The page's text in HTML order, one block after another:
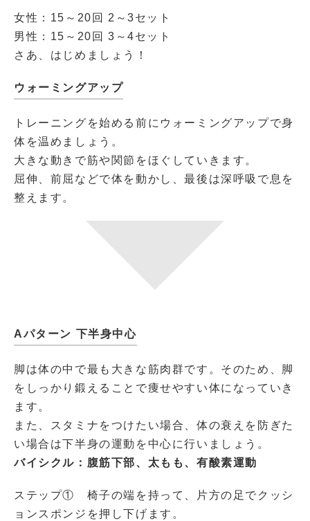
女性：15～20回 2～3セット
男性：15～20回 3～4セット
さあ、はじめましょう！
ウォーミングアップ
トレーニングを始める前にウォーミングアップで身
体を温めましょう。
大きな動きで筋や関節をほぐしていきます。
屈伸、前屈などで体を動かし、最後は深呼吸で息を
整えます。
Aパターン 下半身中心
脚は体の中で最も大きな筋肉群です。そのため、脚
をしっかり鍛えることで痩せやすい体になっていき
ます。
また、スタミナをつけたい場合、体の衰えを防ぎた
い場合は下半身の運動を中心に行いましょう。
バイシクル：腹筋下部、太もも、有酸素運動
ステップ① 椅子の端を持って、片方の足でクッシ
ョンスポンジを押し下げます。